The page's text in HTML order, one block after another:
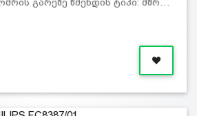
გარეშე წმენდის ტიპი: მშრ…